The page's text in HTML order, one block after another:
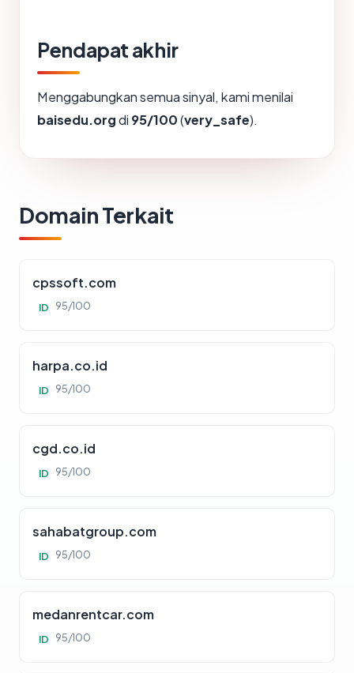
Pendapat akhir
Menggabungkan semua sinyal, kami menilai
baisedu.orgdi 95/100(very_safe).
Domain Terkait
cpssoft.com
ID 95/100
harpa.co.id
ID 95/100
cgd.co.id
ID 95/100
sahabatgroup.com
ID 95/100
medanrentcar.com
ID 95/100